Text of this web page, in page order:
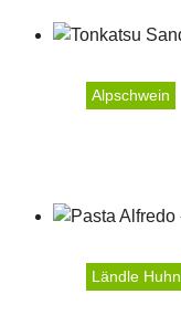
Alpschwein
Ländle Huhn